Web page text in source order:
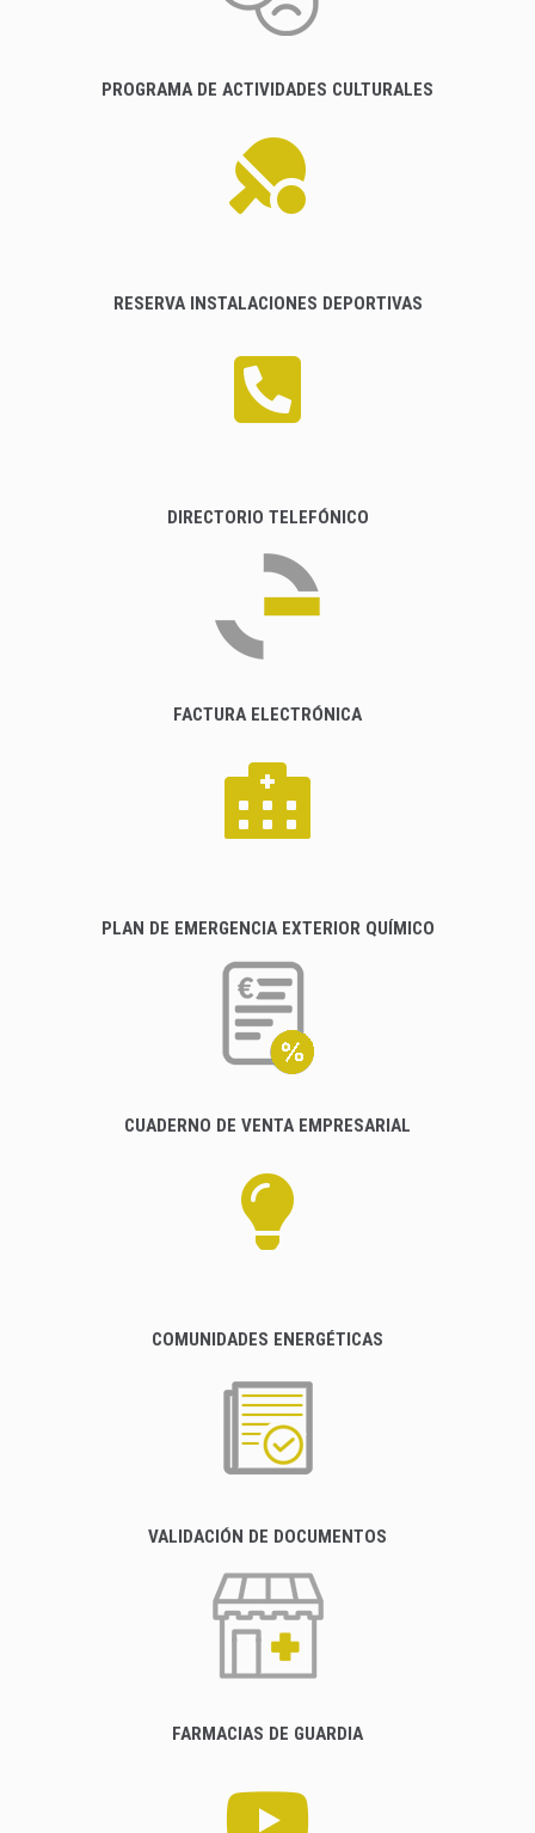
PROGRAMA DE ACTIVIDADES CULTURALES
RESERVA INSTALACIONES DEPORTIVAS
DIRECTORIO TELEFÓNICO
FACTURA ELECTRÓNICA
PLAN DE EMERGENCIA EXTERIOR QUÍMICO
CUADERNO DE VENTA EMPRESARIAL
COMUNIDADES ENERGÉTICAS
VALIDACIÓN DE DOCUMENTOS
FARMACIAS DE GUARDIA